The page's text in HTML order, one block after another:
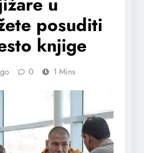
posuditi
knjige
0 1 Mins